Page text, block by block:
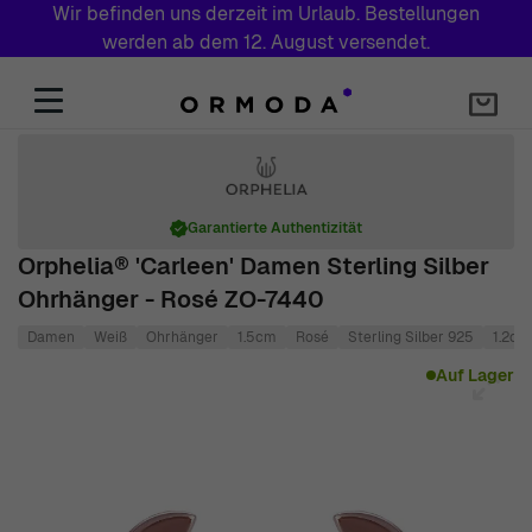
Wir befinden uns derzeit im Urlaub. Bestellungen
werden ab dem 12. August versendet.
Orphelia® 'Carleen' Damen Sterling Silber
Ohrhänger - Rosé ZO-7440
Garantierte Authentizität
Damen Weiß Ohrhänger 1.5cm Rosé Sterling Silber 925 1.2cm
Auf Lager